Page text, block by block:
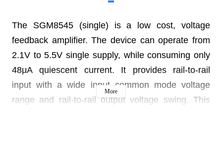
The SGM8545 (single) is a low cost, voltage
feedback amplifier. The device can operate from
2.1V to 5.5V single supply, while consuming only
48μA quiescent current. It provides rail-to-rail
input with a wide input common mode voltage
range and rail-to-rail output voltage swing. This
More